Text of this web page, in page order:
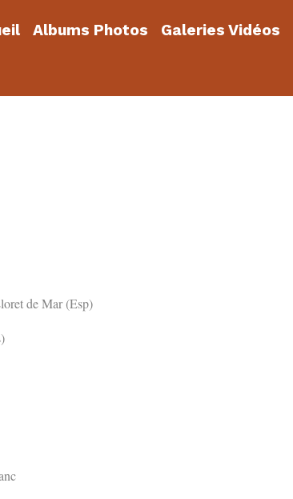
Albums Photos Galeries Vidéos
de Mar (Esp)